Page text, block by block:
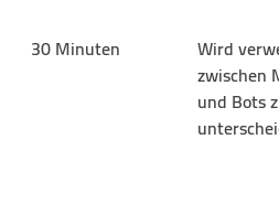
30 Minuten
Wird
zwischen
und Bots